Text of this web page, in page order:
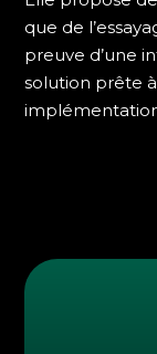
que de
preuve d’une
solution prête